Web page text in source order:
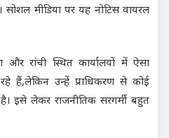
मीडिया पर यह नोटिस वायरल
रांची स्थित कार्यालयों में ऐसा
हैं,लेकिन उन्हें प्राधिकरण से कोई
इसे लेकर राजनीतिक सरगर्मी बहुत